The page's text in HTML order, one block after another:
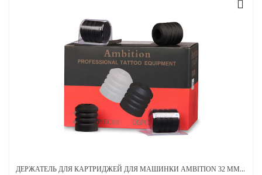
ДЕРЖАТЕЛЬ ДЛЯ КАРТРИДЖЕЙ ДЛЯ МАШИНКИ AMBITION 32 ММ ОДНОРАЗОВЫЙ СТЕРИЛЬНЫЙ ЧЕРНЫЙ - 25 ШТ/УП